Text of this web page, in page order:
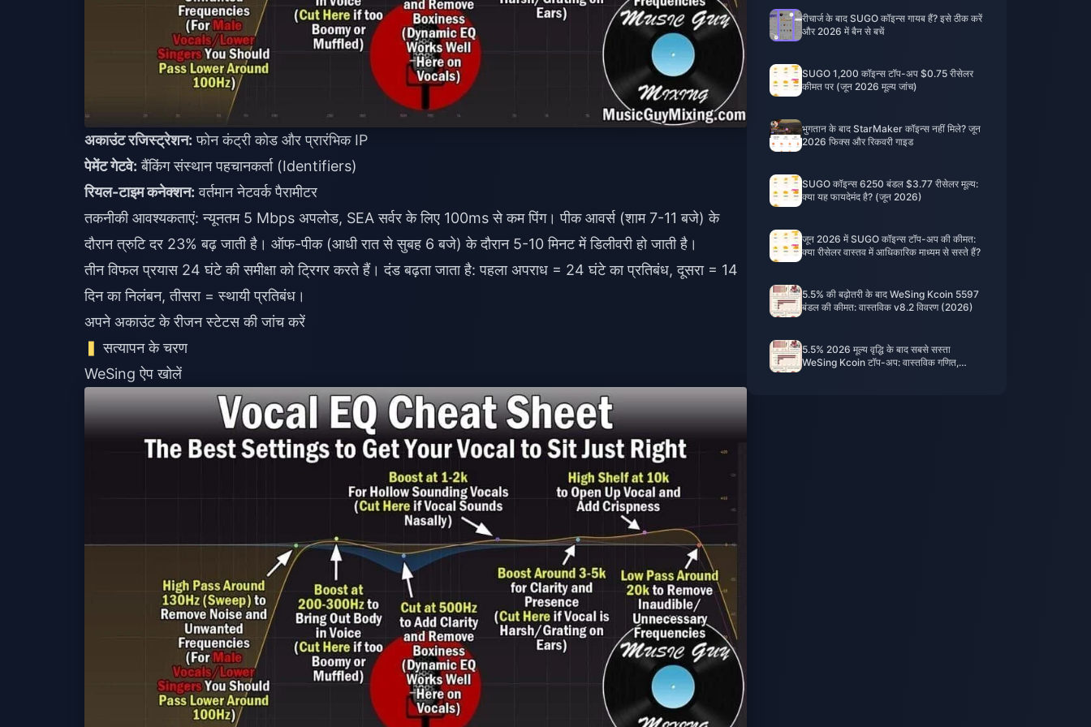
अकाउंट रजिस्ट्रेशन: फोन कंट्री कोड और प्रारंभिक IP
पेमेंट गेटवे: बैंकिंग संस्थान पहचानकर्ता (Identifiers)
रियल-टाइम कनेक्शन: वर्तमान नेटवर्क पैरामीटर
तकनीकी आवश्यकताएं: न्यूनतम 5 Mbps अपलोड, SEA सर्वर के लिए 100ms से कम पिंग। पीक आवर्स (शाम 7-11 बजे) के
दौरान त्रुटि दर 23% बढ़ जाती है। ऑफ-पीक (आधी रात से सुबह 6 बजे) के दौरान 5-10 मिनट में डिलीवरी हो जाती है।
तीन विफल प्रयास 24 घंटे की समीक्षा को ट्रिगर करते हैं। दंड बढ़ता जाता है: पहला अपराध = 24 घंटे का प्रतिबंध, दूसरा = 14
दिन का निलंबन, तीसरा = स्थायी प्रतिबंध।
अपने अकाउंट के रीजन स्टेटस की जांच करें
सत्यापन के चरण
WeSing ऐप खोलें
रीचार्ज के बाद SUGO कॉइन्स गायब हैं? इसे ठीक करें
और 2026 में बैन से बचें
SUGO 1,200 कॉइन्स टॉप-अप $0.75 रीसेलर
कीमत पर (जून 2026 मूल्य जांच)
भुगतान के बाद StarMaker कॉइन्स नहीं मिले? जून
2026 फिक्स और रिकवरी गाइड
SUGO कॉइन्स 6250 बंडल $3.77 रीसेलर मूल्य:
क्या यह फायदेमंद है? (जून 2026)
जून 2026 में SUGO कॉइन्स टॉप-अप की कीमत:
क्या रीसेलर वास्तव में आधिकारिक माध्यम से सस्ते हैं?
5.5% की बढ़ोतरी के बाद WeSing Kcoin 5597
बंडल की कीमत: वास्तविक v8.2 विवरण (2026)
5.5% 2026 मूल्य वृद्धि के बाद सबसे सस्ता
WeSing Kcoin टॉप-अप: वास्तविक गणित,